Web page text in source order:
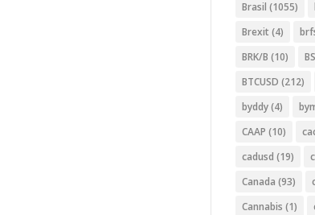
Brasil (1055)
Brexit (4)
BRK/B (10)
BTCUSD (212)
byddy(4)
CAAP (10)
cadusd (19)
Canada (93)
Cannabis (1)